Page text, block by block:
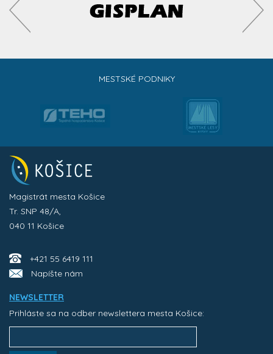
MESTSKÉ PODNIKY
Magistrát mesta Košice
Tr. SNP 48/A,
040 11 Košice
+421 55 6419 111
Napíšte nám
NEWSLETTER
Prihláste sa na odber newslettera mesta Košice: